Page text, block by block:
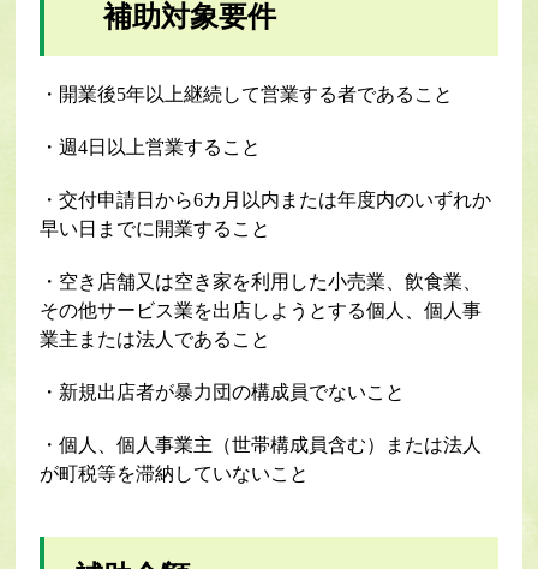
補助対象要件
・開業後5年以上継続して営業する者であること
・週4日以上営業すること
・交付申請日から6カ月以内または年度内のいずれか
早い日までに開業すること
・空き店舗又は空き家を利用した小売業、飲食業、
その他サービス業を出店しようとする個人、個人事
業主または法人であること
・新規出店者が暴力団の構成員でないこと
・個人、個人事業主（世帯構成員含む）または法人
が町税等を滞納していないこと